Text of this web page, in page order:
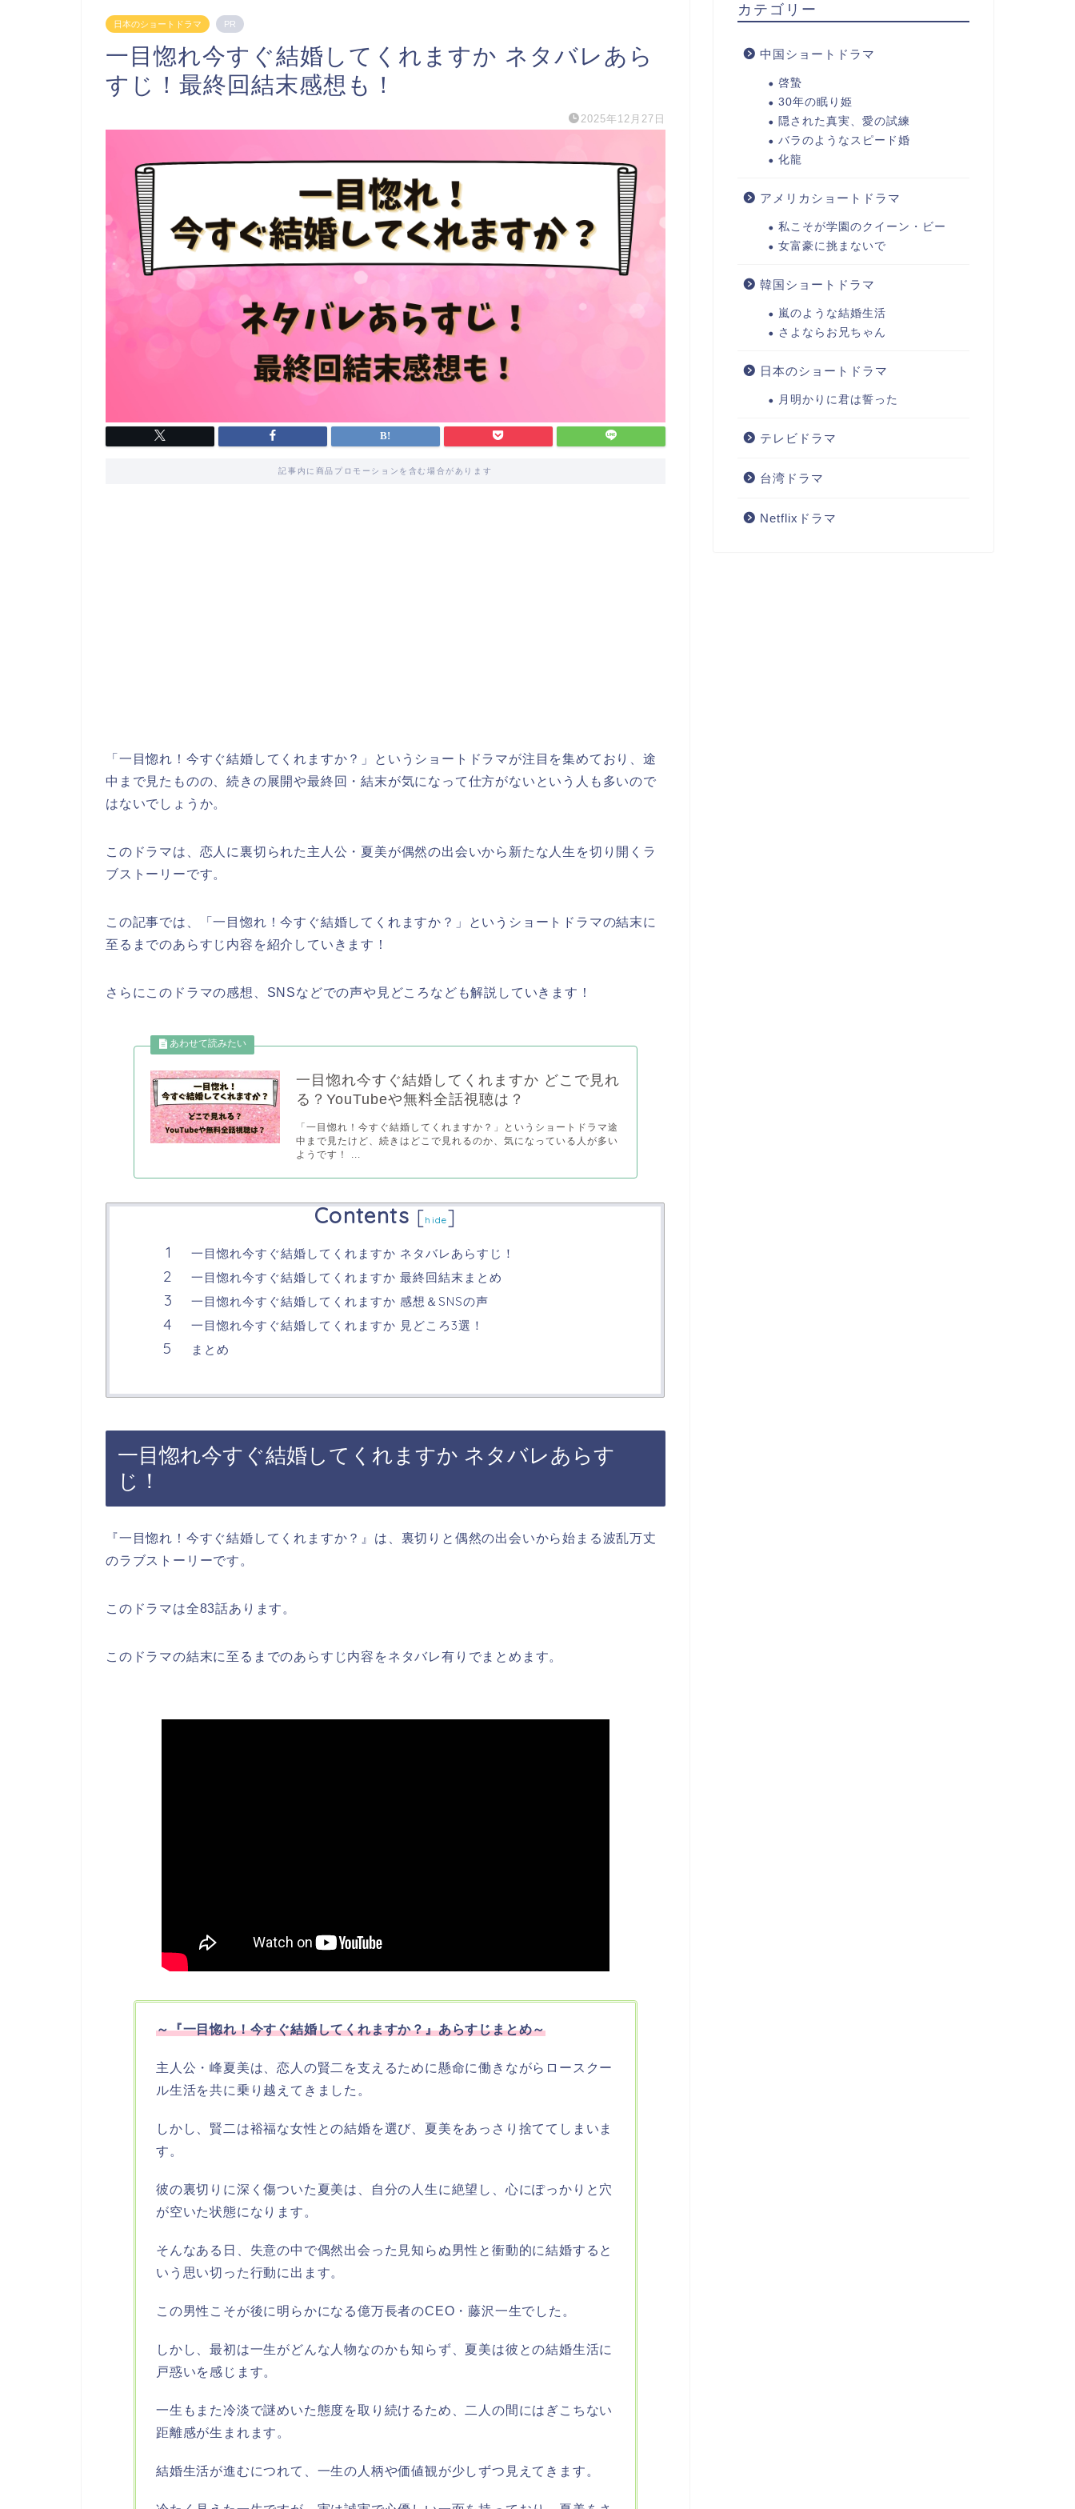
日本のショートドラマ PR
一目惚れ今すぐ結婚してくれますか ネタバレあら
すじ！最終回結末感想も！
2025年12月27日
記事内に商品プロモーションを含む場合があります
「一目惚れ！今すぐ結婚してくれますか？」
というショートドラマが注目を集めており、途
中まで見たものの、続きの展開や最終回・結末が気になって仕方がないという人も多いので
はないでしょうか。
このドラマは、恋人に裏切られた主人公・夏美が偶然の出会いから新たな人生を切り開くラ
ブストーリーです。
この記事では、 「一目惚れ！今すぐ結婚してくれますか？」
というショートドラマの結末に
至るまでのあらすじ内容を紹介していきます！
さらにこのドラマの感想、SNSなどでの声や見どころなども解説していきます！
一目惚れ今すぐ結婚してくれますか どこで見れ
る？YouTubeや無料全話視聴は？
「一目惚れ！今すぐ結婚してくれますか？」というショートドラマ途
中まで見たけど、続きはどこで見れるのか、気になっている人が多い
ようです！ ...
Contents [hide]
一目惚れ今すぐ結婚してくれますか ネタバレあらすじ！
一目惚れ今すぐ結婚してくれますか 最終回結末まとめ
一目惚れ今すぐ結婚してくれますか 感想＆SNSの声
一目惚れ今すぐ結婚してくれますか 見どころ3選！
まとめ
一目惚れ今すぐ結婚してくれますか ネタバレあらす
じ！
『一目惚れ！今すぐ結婚してくれますか？』は、裏切りと偶然の出会いから始まる波乱万丈
のラブストーリーです。
このドラマは全83話あります。
このドラマの結末に至るまでのあらすじ内容をネタバレ有りでまとめます。
～『一目惚れ！今すぐ結婚してくれますか？』あらすじまとめ～
主人公・峰夏美は、恋人の賢二を支えるために懸命に働きながらロースクー
ル生活を共に乗り越えてきました。
しかし、賢二は裕福な女性との結婚を選び、夏美をあっさり捨ててしまいま
す。
彼の裏切りに深く傷ついた夏美は、自分の人生に絶望し、心にぽっかりと穴
が空いた状態になります。
そんなある日、失意の中で偶然出会った見知らぬ男性と衝動的に結婚すると
いう思い切った行動に出ます。
この男性こそが後に明らかになる億万長者のCEO・藤沢一生でした。
しかし、最初は一生がどんな人物なのかも知らず、夏美は彼との結婚生活に
戸惑いを感じます。
一生もまた冷淡で謎めいた態度を取り続けるため、二人の間にはぎこちない
距離感が生まれます。
結婚生活が進むにつれて、一生の人柄や価値観が少しずつ見えてきます。
カテゴリー
中国ショートドラマ
啓蟄
30年の眠り姫
隠された真実、愛の試練
バラのようなスピード婚
化龍
アメリカショートドラマ
私こそが学園のクイーン・ビー
女富豪に挑まないで
韓国ショートドラマ
嵐のような結婚生活
さよならお兄ちゃん
日本のショートドラマ
月明かりに君は誓った
テレビドラマ
台湾ドラマ
Netflixドラマ